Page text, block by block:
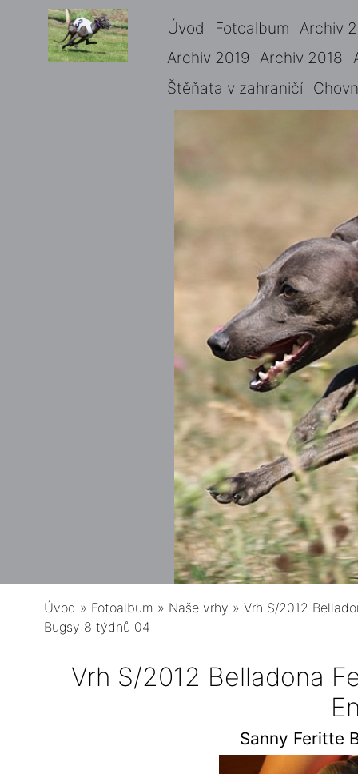
Úvod Fotoalbum
Archiv
Archiv 2019 Archiv 2018
Štěňata v zahraničí
Úvod » Fotoalbum » Naše vrhy » Vrh S/2012
Bugsy 8 týdnů 04
Vrh S/2012 Belladona
Sanny Feritte